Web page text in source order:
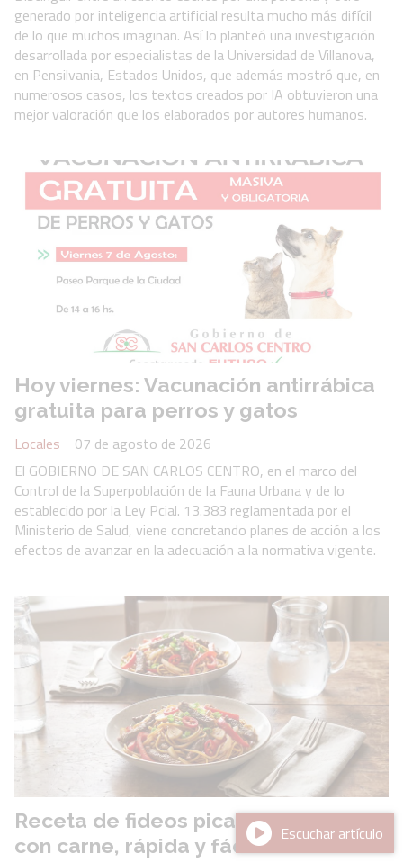
generado por inteligencia artificial resulta mucho más difícil
de lo que muchos imaginan. Así lo planteó una investigación
desarrollada por especialistas de la Universidad de Villanova,
en Pensilvania, Estados Unidos, que además mostró que, en
numerosos casos, los textos creados por IA obtuvieron una
mejor valoración que los elaborados por autores humanos.
Hoy viernes: Vacunación antirrábica
gratuita para perros y gatos
Locales
07 de agosto de 2026
El GOBIERNO DE SAN CARLOS CENTRO, en el marco del
Control de la Superpoblación de la Fauna Urbana y de lo
establecido por la Ley Pcial. 13.383 reglamentada por el
Ministerio de Salud, viene concretando planes de acción a los
efectos de avanzar en la adecuación a la normativa vigente.
Receta de fideos picantes salteados
con carne, rápida y fácil
Escuchar artículo